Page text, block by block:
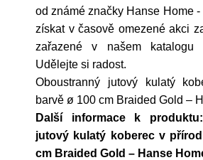
od známé značky Hanse Home-
získat v časově omezené akci
zařazené v našem katalogu
Udělejte si radost.
Oboustranný jutový kulatý
barvě ø 100 cm Braided Gold –
Další informace k
jutový kulatý koberec v
cm Braided Gold – Hanse